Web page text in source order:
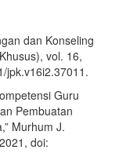
dan Konseling
vol. 16,
jpk.v16i2.37011.
Guru
Pembuatan
Murhum J.
doi: